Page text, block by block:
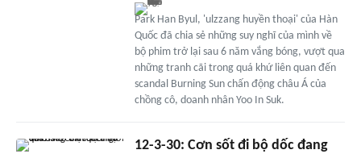
Park Han Byul, 'ulzzang huyền thoại' của Hàn
Quốc đã chia sẻ những suy nghĩ của mình về
bộ phim trở lại sau 6 năm vắng bóng, vượt qua
những tranh cãi trong quá khứ liên quan đến
scandal Burning Sun chấn động châu Á của
chồng cô, doanh nhân Yoo In Suk.
12-3-30: Cơn sốt đi bộ dốc đang